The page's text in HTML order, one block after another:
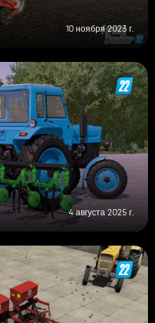
10 ноября 2023 г.
4 августа 2025 г.